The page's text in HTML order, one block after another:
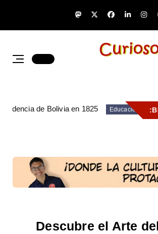
Educación
de Bolivia en 1825
Descubre el Arte